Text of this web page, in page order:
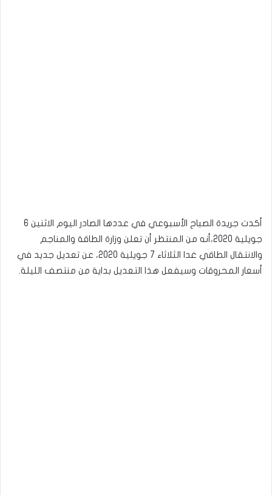
أكدت جريدة الصباح الأسبوعي في عددها الصادر اليوم الاثنين 6
جويلية 2020،أنه من المنتظر أن تعلن وزارة الطاقة والمناجم
والانتقال الطاقي غدا الثلاثاء 7 جويلية 2020، عن تعديل جديد في
أسعار المحروقات وسيفعل هذا التعديل بداية من منتصف الليلة.